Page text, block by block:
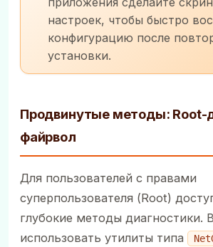
настроек, чтобы быстро
конфигурацию после
установки.
Продвинутые методы: Root-
файрвол
Для пользователей с правами
суперпользователя (Root)
глубокие методы диагностики.
использовать утилиты типа